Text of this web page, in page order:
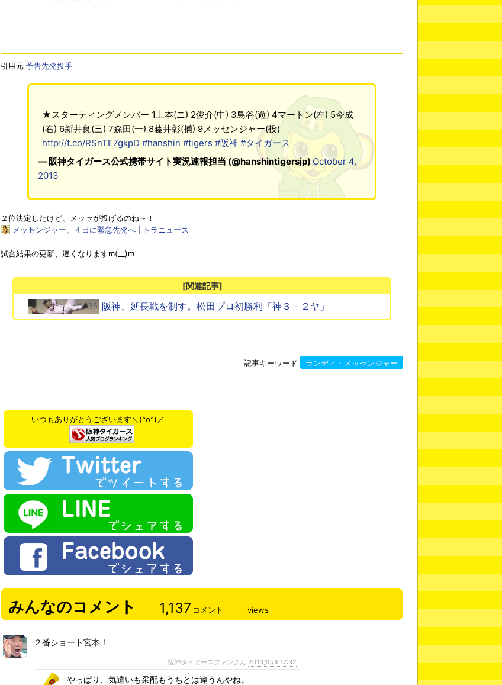
引用元 予告先発投手
★スターティングメンバー 1上本(ニ) 2俊介(中) 3鳥谷(遊) 4マートン(左) 5今成
(右) 6新井良(三) 7森田(一) 8藤井彰(捕) 9メッセンジャー(投)
http://t.co/RSnTE7gkpD #hanshin #tigers #阪神 #タイガース
— 阪神タイガース公式携帯サイト実況速報担当 (@hanshintigersjp)October 4,
2013
２位決定したけど、メッセが投げるのね～！
メッセンジャー、４日に緊急先発へ | トラニュース
試合結果の更新、遅くなりますm(__)m
[関連記事]
阪神、延長戦を制す。松田プロ初勝利「神３－２ヤ」
記事キーワード ランディ・メッセンジャー
いつもありがとうございます＼(^o^)／
みんなのコメント 1,137 コメント views
２番ショート宮本！
阪神タイガースファンさん 2013,10/4 17:32
やっぱり、気遣いも采配もうちとは違うんやね。